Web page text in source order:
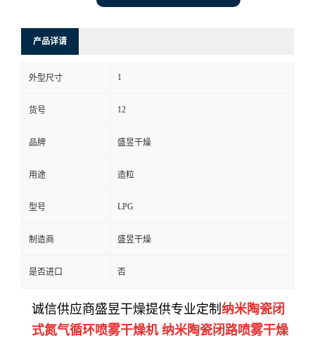
产品详请
外型尺寸 1
货号 12
品牌 盛昱干燥
用途 造粒
型号 LPG
制造商 盛昱干燥
是否进口 否
诚信供应商盛昱干燥提供专业定制 纳米陶瓷闭
式氮气循环喷雾干燥机 纳米陶瓷闭路喷雾干燥